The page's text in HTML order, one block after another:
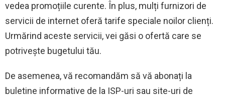
vedea promoțiile curente. În plus, mulți furnizori de
servicii de internet oferă tarife speciale noilor clienți.
Urmărind aceste servicii, vei găsi o ofertă care se
potrivește bugetului tău.
De asemenea, vă recomandăm să vă abonați la
buletine informative de la ISP-uri sau site-uri de